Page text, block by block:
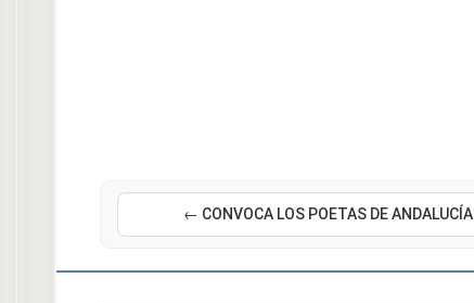
← CONVOCA LOS POETAS DE ANDALUCÍA